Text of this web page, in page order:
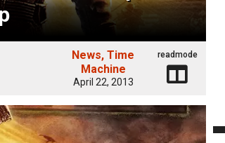
News Time
Machine
April 22, 2013
readmode